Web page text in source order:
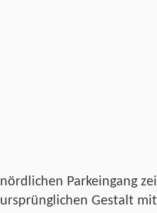
nördlichen Parkeingang
ursprünglichen Gestalt